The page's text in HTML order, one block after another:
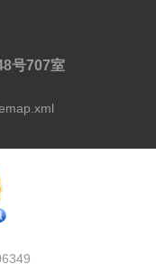
号707室